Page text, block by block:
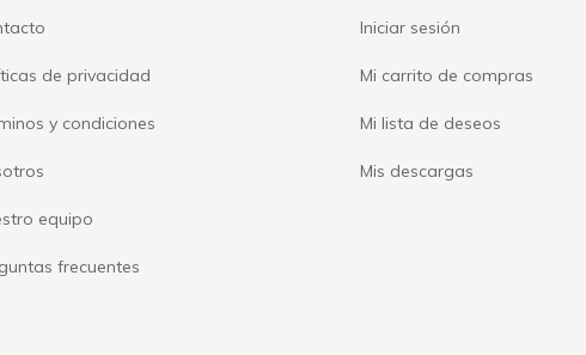
de privacidad
y condiciones
equipo
frecuentes
Iniciar sesión
Mi carrito de compras
Mi lista de deseos
Mis descargas